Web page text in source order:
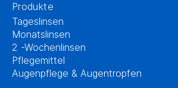
Produkte
Tageslinsen
Monatslinsen
2 -Wochenlinsen
Pflegemittel
Augenpflege & Augentropfen